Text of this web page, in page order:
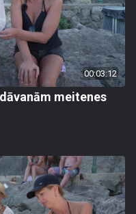
00:03:12
meitenes